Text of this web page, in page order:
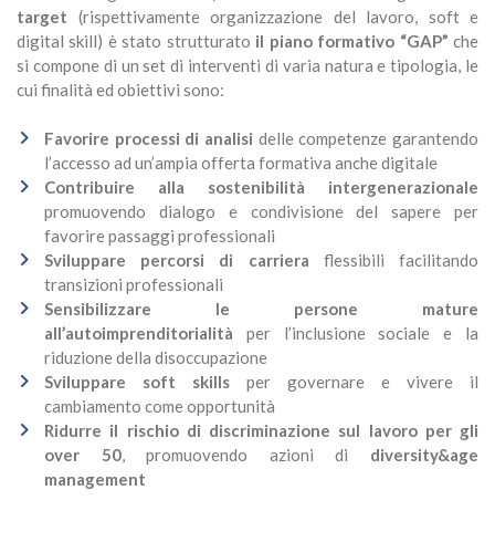
target (rispettivamente organizzazione del lavoro, soft e
digital skill) è stato strutturato il piano formativo “GAP” che
si compone di un set di interventi di varia natura e tipologia, le
cui finalità ed obiettivi sono:
Favorire processi di analisi delle competenze garantendo
l’accesso ad un’ampia offerta formativa anche digitale
Contribuire alla sostenibilità intergenerazionale
promuovendo dialogo e condivisione del sapere per
favorire passaggi professionali
Sviluppare percorsi di carriera flessibili facilitando
transizioni professionali
Sensibilizzare le persone mature
all’autoimprenditorialità per l’inclusione sociale e la
riduzione della disoccupazione
Sviluppare soft skills per governare e vivere il
cambiamento come opportunità
Ridurre il rischio di discriminazione sul lavoro per gli
over 50, promuovendo azioni di diversity&age
management